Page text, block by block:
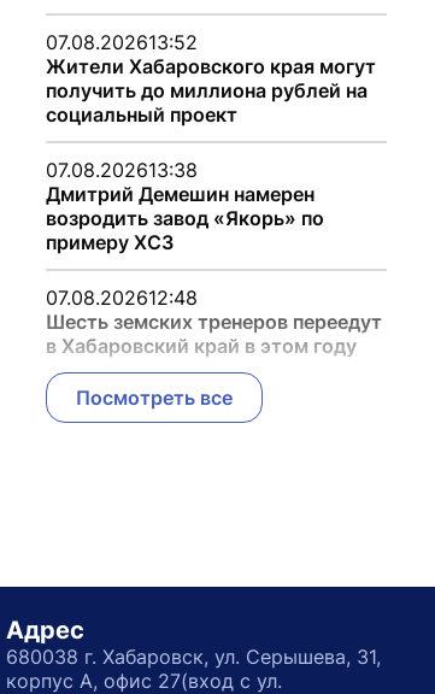
07.08.202613:52
Жители Хабаровского края могут
получить до миллиона рублей на
социальный проект
07.08.202613:38
Дмитрий Демешин намерен
возродить завод «Якорь» по
примеру ХСЗ
07.08.202612:48
Шесть земских тренеров переедут
в Хабаровский край в этом году
Посмотреть все
Адрес
680038 г. Хабаровск, ул. Серышева, 31,
корпус А, офис 27(вход с ул.